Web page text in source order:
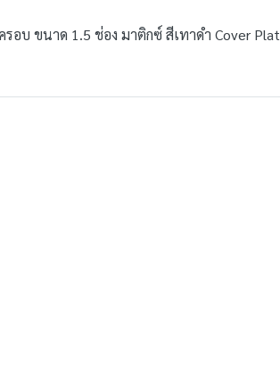
รอบ ขนาด 1.5 ช่อง มาติกซ์ สีเทาดำ Cover